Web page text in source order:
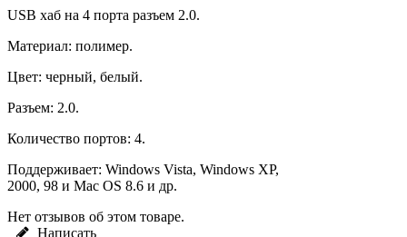
USB хаб на 4 порта разъем 2.0.
Материал: полимер.
Цвет: черный, белый.
Разъем: 2.0.
Количество портов: 4.
Поддерживает: Windows Vista, Windows XP,
2000, 98 и Mac OS 8.6 и др.
Нет отзывов об этом товаре.
Написать